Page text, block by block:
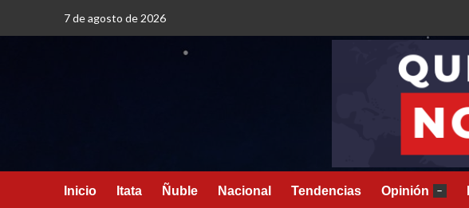
7 de agosto de 2026
Inicio Itata Ñuble Nacional Tendencias Opinión –